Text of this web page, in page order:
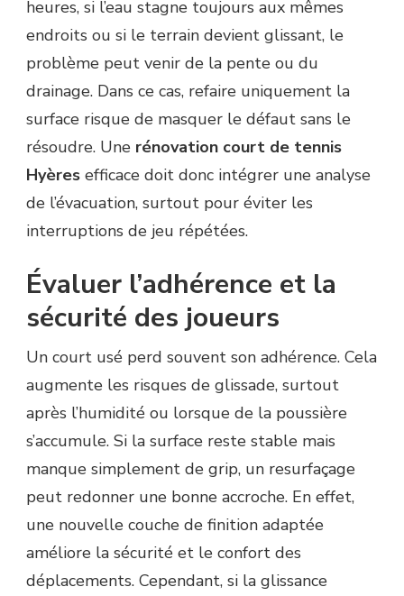
heures, si l’eau stagne toujours aux mêmes
endroits ou si le terrain devient glissant, le
problème peut venir de la pente ou du
drainage. Dans ce cas, refaire uniquement la
surface risque de masquer le défaut sans le
résoudre. Une rénovation court de tennis
Hyères efficace doit donc intégrer une analyse
de l’évacuation, surtout pour éviter les
interruptions de jeu répétées.
Évaluer l’adhérence et la
sécurité des joueurs
Un court usé perd souvent son adhérence. Cela
augmente les risques de glissade, surtout
après l’humidité ou lorsque de la poussière
s’accumule. Si la surface reste stable mais
manque simplement de grip, un resurfaçage
peut redonner une bonne accroche. En effet,
une nouvelle couche de finition adaptée
améliore la sécurité et le confort des
déplacements. Cependant, si la glissance